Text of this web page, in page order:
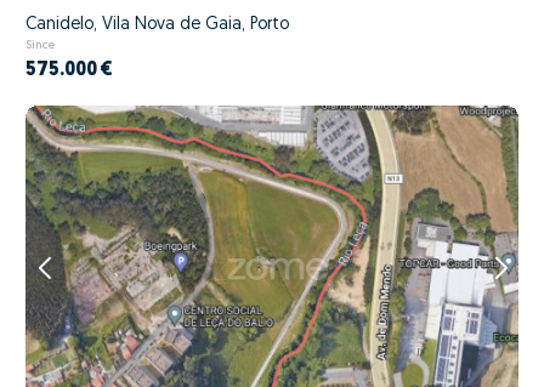
Canidelo, Vila Nova de Gaia, Porto
Since
575.000 €